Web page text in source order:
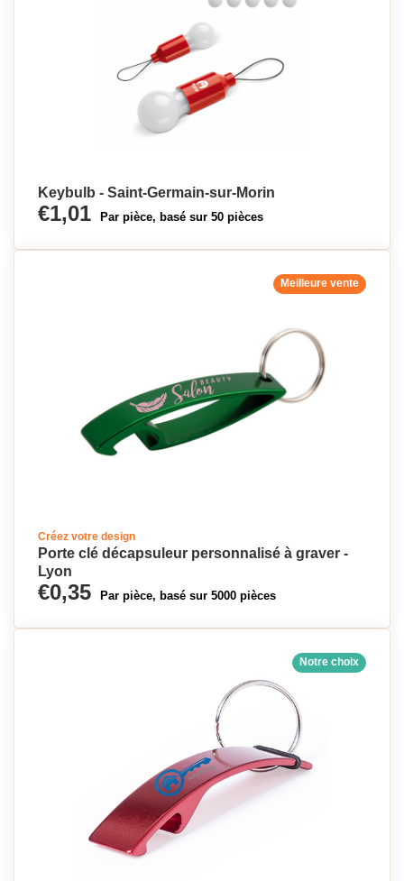
Keybulb - Saint-Germain-sur-Morin
€1,01 Par pièce, basé sur 50 pièces
Meilleure vente
Créez votre design
Porte clé décapsuleur personnalisé à graver -
Lyon
€0,35 Par pièce, basé sur 5000 pièces
Notre choix